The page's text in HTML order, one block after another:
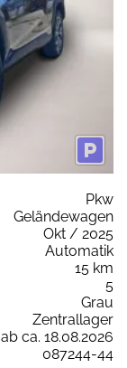
Pkw
Geländewagen
Okt / 2025
Automatik
15 km
5
Grau
Zentrallager
ab ca. 18.08.2026
087244-44